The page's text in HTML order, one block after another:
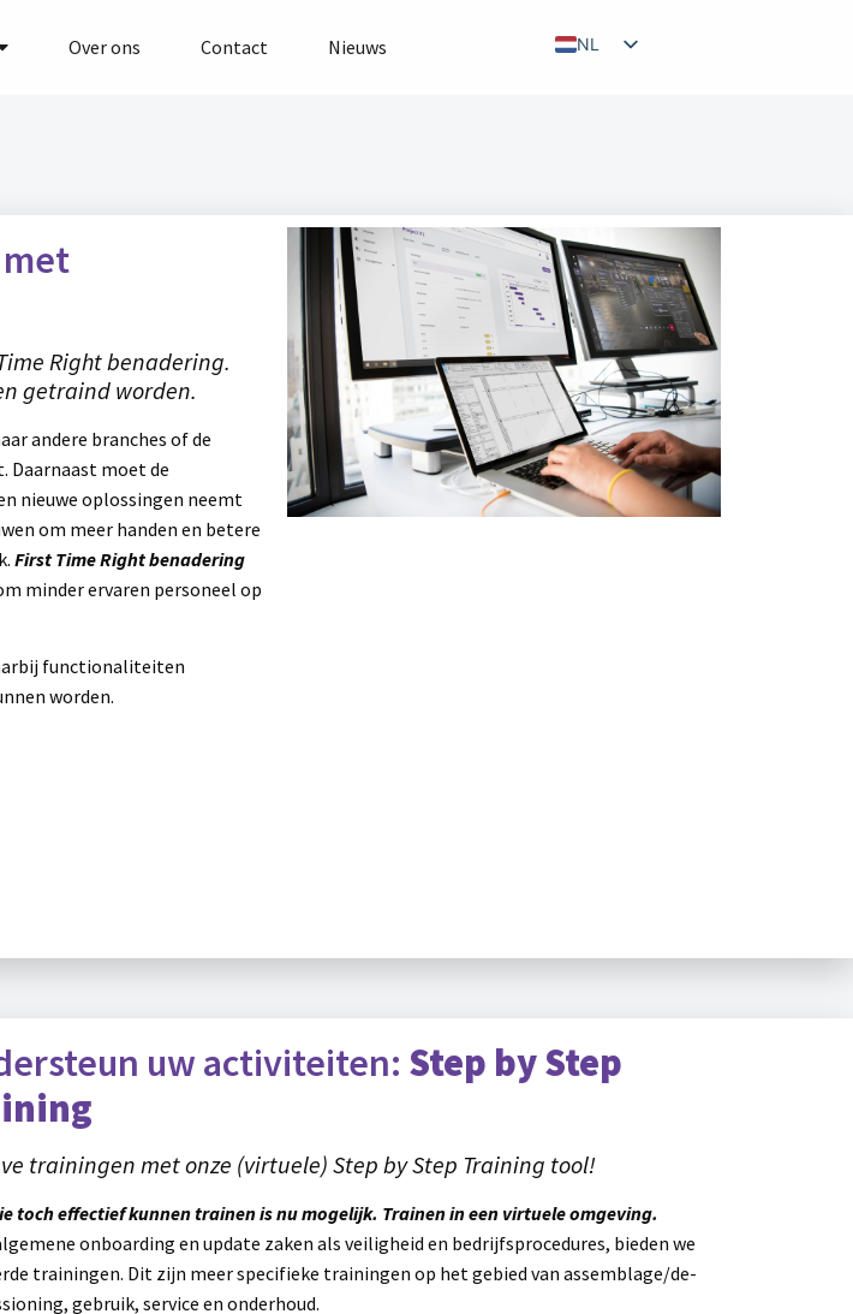
Over ons Contact Nieuws
NL
Right benadering.
getraind worden.
andere branches of de
Daarnaast moet de
nieuwe oplossingen neemt
om meer handen en betere
First Time Right benadering
minder ervaren personeel op
functionaliteiten
worden.
uw activiteiten: Step by Step
trainingen met onze (virtuele) Step by Step Training tool!
toch effectief kunnen trainen is nu mogelijk. Trainen in een virtuele omgeving.
onboarding en update zaken als veiligheid en bedrijfsprocedures, bieden we
trainingen. Dit zijn meer specifieke trainingen op het gebied van assemblage/de-
gebruik, service en onderhoud.